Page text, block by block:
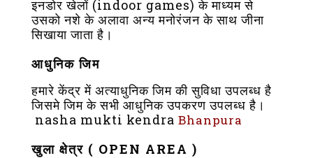
इनडोर खेलों (indoor games) के माध्यम से
उसको नशे के अलावा अन्य मनोरंजन के साथ जीना
सिखाया जाता है।
आधुनिक जिम
हमारे केंद्र में अत्याधुनिक जिम की सुविधा उपलब्ध है
जिसमे जिम के सभी आधुनिक उपकरण उपलब्ध है।
nasha mukti kendra Bhanpura
खुला क्षेत्र ( OPEN AREA )